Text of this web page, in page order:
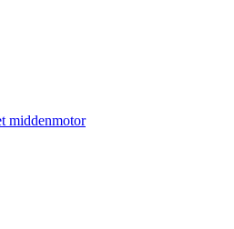
middenmotor